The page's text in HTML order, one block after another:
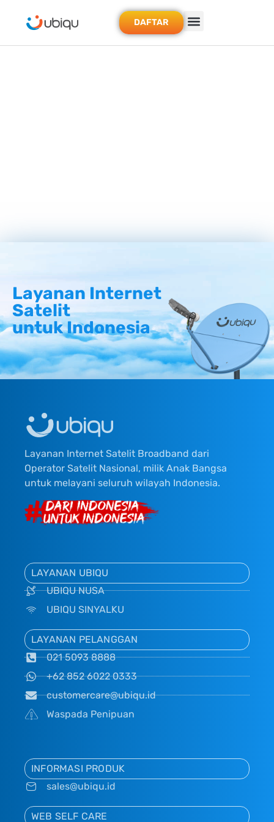
DAFTAR
Layanan Internet
Satelit
untuk Indonesia
Layanan Internet Satelit Broadband dari
Operator Satelit Nasional, milik Anak Bangsa
untuk melayani seluruh wilayah Indonesia.
LAYANAN UBIQU
UBIQU NUSA
UBIQU SINYALKU
LAYANAN PELANGGAN
021 5093 8888
+62 852 6022 0333
customercare@ubiqu.id
Waspada Penipuan
INFORMASI PRODUK
sales@ubiqu.id
WEB SELF CARE